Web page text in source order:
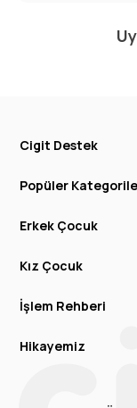
Cigit Destek
Popüler
Erkek Çocuk
Kız Çocuk
İşlem Rehberi
Hikayemiz